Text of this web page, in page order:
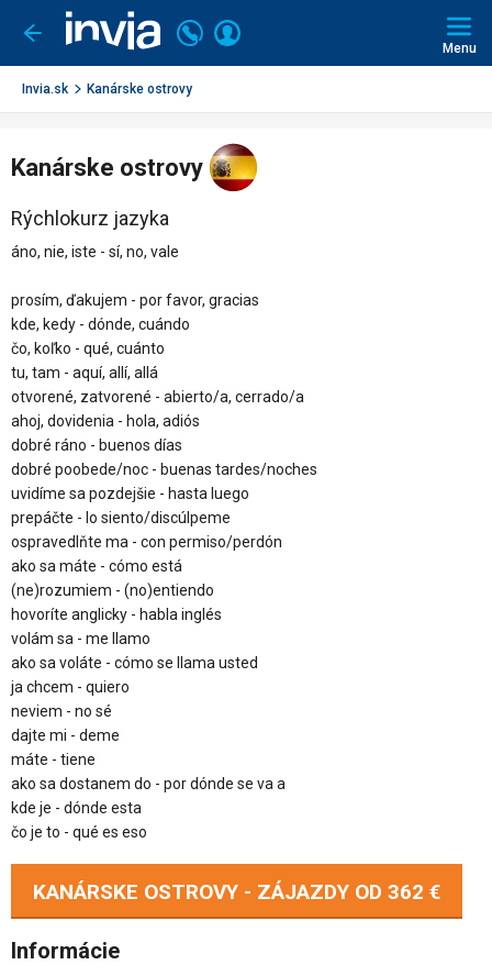
Ísť
späť
Volajte
+421
2
Prihlásiť
Menu
Invia.sk Kanárske ostrovy
Kanárske ostrovy
Rýchlokurz jazyka
áno, nie, iste - sí, no, vale
prosím, ďakujem - por favor, gracias
kde, kedy - dónde, cuándo
čo, koľko - qué, cuánto
tu, tam - aquí, allí, allá
otvorené, zatvorené - abierto/a, cerrado/a
ahoj, dovidenia - hola, adiós
dobré ráno - buenos días
dobré poobede/noc - buenas tardes/noches
uvidíme sa pozdejšie - hasta luego
prepáčte - lo siento/discúlpeme
ospravedlňte ma - con permiso/perdón
ako sa máte - cómo está
(ne)rozumiem - (no)entiendo
hovoríte anglicky - habla inglés
volám sa - me llamo
ako sa voláte - cómo se llama usted
ja chcem - quiero
neviem - no sé
dajte mi - deme
máte - tiene
ako sa dostanem do - por dónde se va a
kde je - dónde esta
čo je to - qué es eso
KANÁRSKE OSTROVY - ZÁJAZDY OD 362 €
Informácie